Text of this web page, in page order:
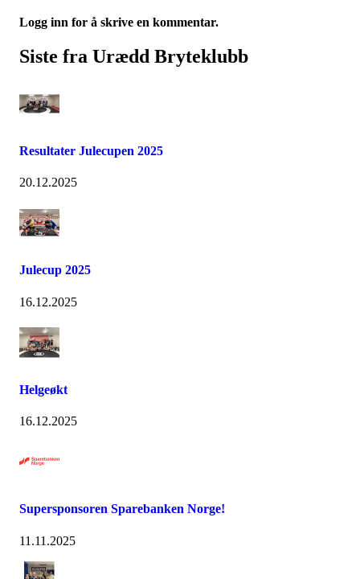
Logg inn for å skrive en kommentar.
Siste fra Urædd Bryteklubb
Resultater Julecupen 2025
20.12.2025
Julecup 2025
16.12.2025
Helgeøkt
16.12.2025
Supersponsoren Sparebanken Norge!
11.11.2025